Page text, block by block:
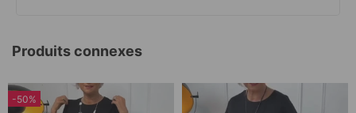
Produits connexes
-50%